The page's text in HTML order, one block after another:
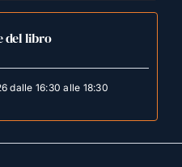
del libro
dalle 16:30 alle 18:30